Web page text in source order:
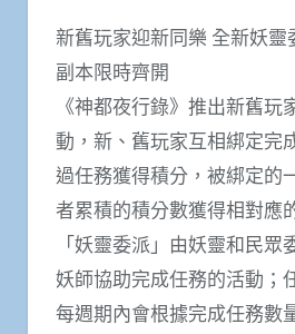
新舊玩家迎新同樂 全新妖靈
副本限時齊開
《神都夜行錄》推出新舊玩
動，新、舊玩家互相綁定完
過任務獲得積分，被綁定的
者累積的積分數獲得相對應
「妖靈委派」由妖靈和民
妖師協助完成任務的活動；
每週期內會根據完成任務數